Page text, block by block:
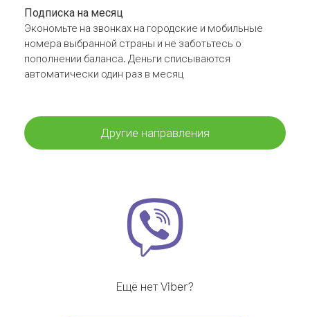
Подписка на месяц
Экономьте на звонках на городские и мобильные
номера выбранной страны и не заботьтесь о
пополнении баланса. Деньги списываются
автоматически один раз в месяц
Другие направления
Ещё нет Viber?